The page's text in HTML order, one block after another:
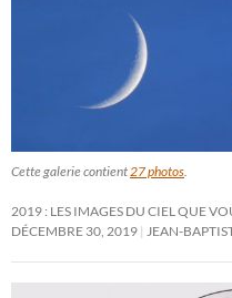
Cette galerie contient 27 photos
2019 : LES IMAGES DU CIEL QUE
DÉCEMBRE 30, 2019
JEAN-